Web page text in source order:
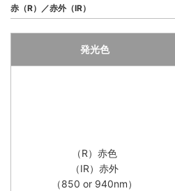
赤（R）／赤外（IR）
発光色
（R）赤色
（IR）赤外
（850 or 940nm）